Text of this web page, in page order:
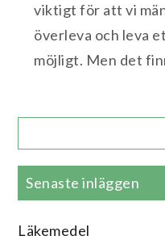
viktigt för att vi
överleva och leva
möjligt. Men det
for:
Senaste inläggen
Läkemedel